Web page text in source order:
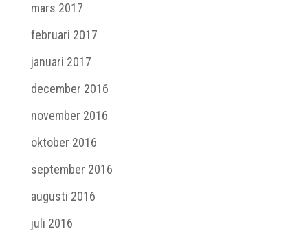
mars 2017
februari 2017
januari 2017
december 2016
november 2016
oktober 2016
september 2016
augusti 2016
juli 2016